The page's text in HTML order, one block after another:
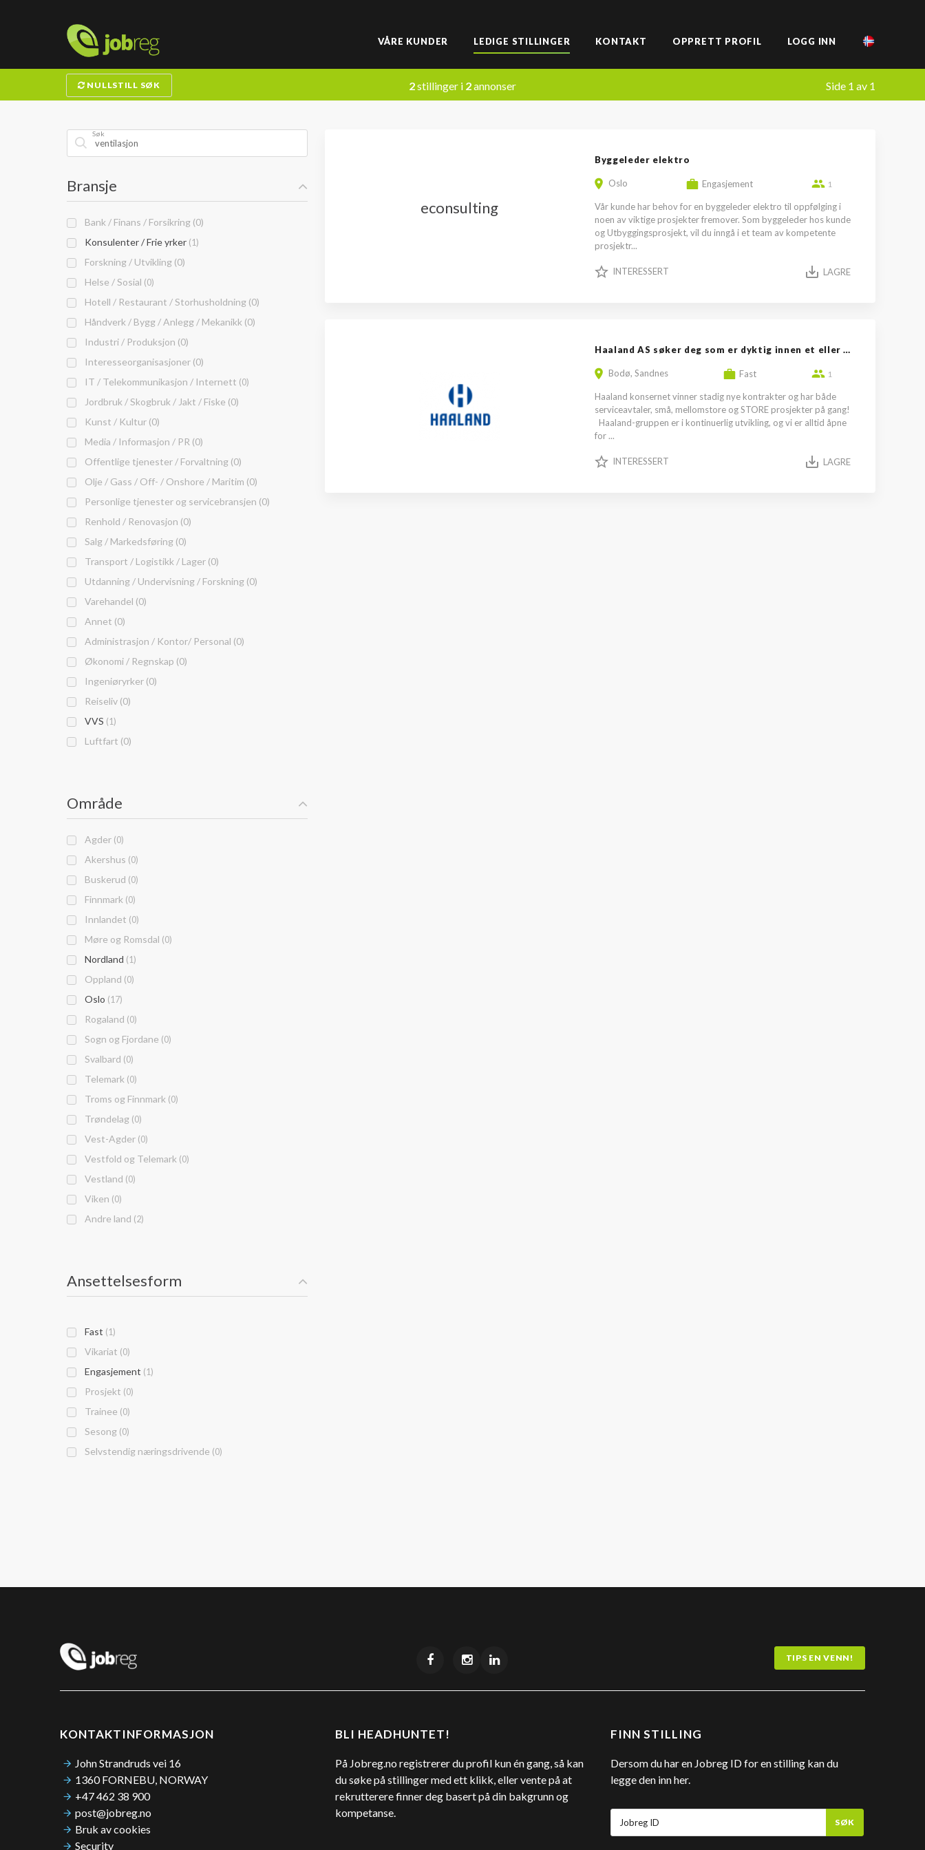
VÅRE KUNDER LEDIGE STILLINGER KONTAKT OPPRETT PROFIL LOGG INN
NULLSTILL SØK 2stillinger i 2annonser Side 1 av 1
Søk
Bransje
Bank / Finans / Forsikring (0)
Konsulenter / Frie yrker (1)
Forskning / Utvikling (0)
Helse / Sosial (0)
Hotell / Restaurant / Storhusholdning (0)
Håndverk / Bygg / Anlegg / Mekanikk (0)
Industri / Produksjon (0)
Interesseorganisasjoner (0)
IT / Telekommunikasjon / Internett (0)
Jordbruk / Skogbruk / Jakt / Fiske (0)
Kunst / Kultur (0)
Media / Informasjon / PR (0)
Offentlige tjenester / Forvaltning (0)
Olje / Gass / Off- / Onshore / Maritim (0)
Personlige tjenester og servicebransjen (0)
Renhold / Renovasjon (0)
Salg / Markedsføring (0)
Transport / Logistikk / Lager (0)
Utdanning / Undervisning / Forskning (0)
Varehandel (0)
Annet (0)
Administrasjon / Kontor/ Personal (0)
Økonomi / Regnskap (0)
Ingeniøryrker (0)
Reiseliv (0)
VVS (1)
Luftfart (0)
Område
Agder (0)
Akershus (0)
Buskerud (0)
Finnmark (0)
Innlandet (0)
Møre og Romsdal (0)
Nordland (1)
Oppland (0)
Oslo (17)
Rogaland (0)
Sogn og Fjordane (0)
Svalbard (0)
Telemark (0)
Troms og Finnmark (0)
Trøndelag (0)
Vest-Agder (0)
Vestfold og Telemark (0)
Vestland (0)
Viken (0)
Andre land (2)
Ansettelsesform
Fast (1)
Vikariat (0)
Engasjement (1)
Prosjekt (0)
Trainee (0)
Sesong (0)
Selvstendig næringsdrivende (0)
econsulting
Byggeleder elektro
Oslo Engasjement 1
Vår kunde har behov for en byggeleder elektro til oppfølging i
noen av viktige prosjekter fremover. Som byggeleder hos kunde
og Utbyggingsprosjekt, vil du inngå i et team av kompetente
prosjektr...
INTERESSERT LAGRE
Haaland AS søker deg som er dyktig innen et eller flere fagområder i...
Bodø, Sandnes Fast 1
Haaland konsernet vinner stadig nye kontrakter og har både
serviceavtaler, små, mellomstore og STORE prosjekter på gang!
Haaland-gruppen er i kontinuerlig utvikling, og vi er alltid åpne
for ...
INTERESSERT LAGRE
TIPS EN VENN!
FINN STILLING
Dersom du har en Jobreg ID for en stilling kan du
legge den inn her.
SØK
BLI HEADHUNTET!
På Jobreg.no registrerer du profil kun én gang, så kan
du søke på stillinger med ett klikk, eller vente på at
rekrutterere finner deg basert på din bakgrunn og
kompetanse.
KONTAKTINFORMASJON
John Strandruds vei 16
1360 FORNEBU, NORWAY
+47 462 38 900
post@jobreg.no
Bruk av cookies
Security